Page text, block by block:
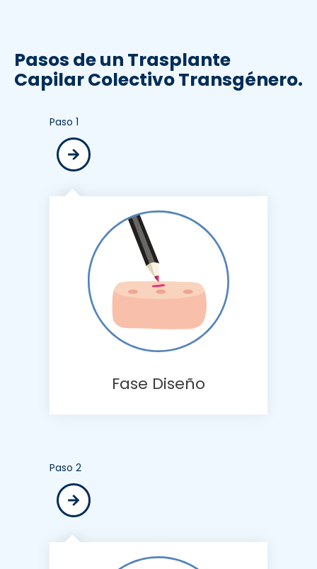
Pasos de un Trasplante
Capilar Colectivo Transgénero.
Paso 1
Fase Diseño
Paso 2